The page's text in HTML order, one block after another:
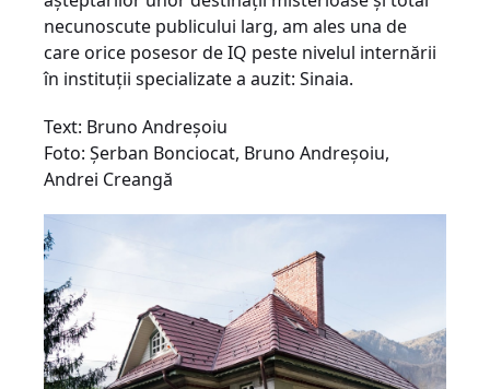
necunoscute publicului larg, am ales una de
care orice posesor de IQ peste nivelul internării
în instituţii specializate a auzit: Sinaia.
Text: Bruno Andreşoiu
Foto: Şerban Bonciocat, Bruno Andreşoiu,
Andrei Creangă